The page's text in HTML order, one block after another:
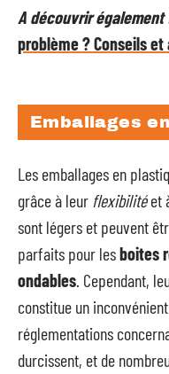
A découvrir également
problème ? Conseils
Emballages
Les emballages en
grâce à leur flexibilitéet
sont légers et peuvent
parfaits pour lesboites
ondables . Cependant,
constitue un
réglementations
durcissent, et de